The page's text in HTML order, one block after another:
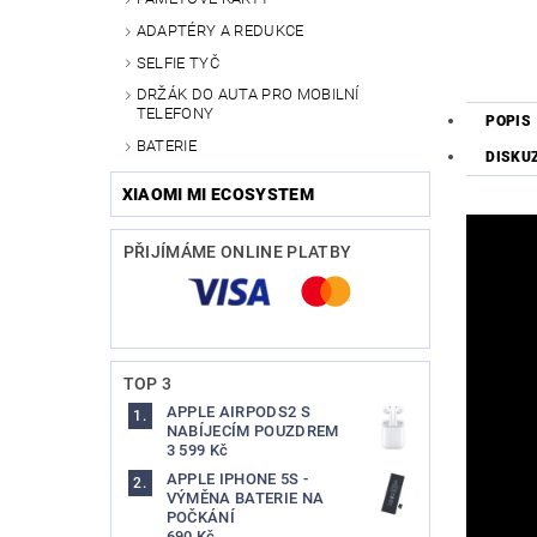
ADAPTÉRY A REDUKCE
SELFIE TYČ
DRŽÁK DO AUTA PRO MOBILNÍ
TELEFONY
BATERIE
XIAOMI MI ECOSYSTEM
PŘIJÍMÁME ONLINE PLATBY
TOP 3
APPLE AIRPODS2 S
NABÍJECÍM POUZDREM
3 599 Kč
APPLE IPHONE 5S -
VÝMĚNA BATERIE NA
POČKÁNÍ
POPIS